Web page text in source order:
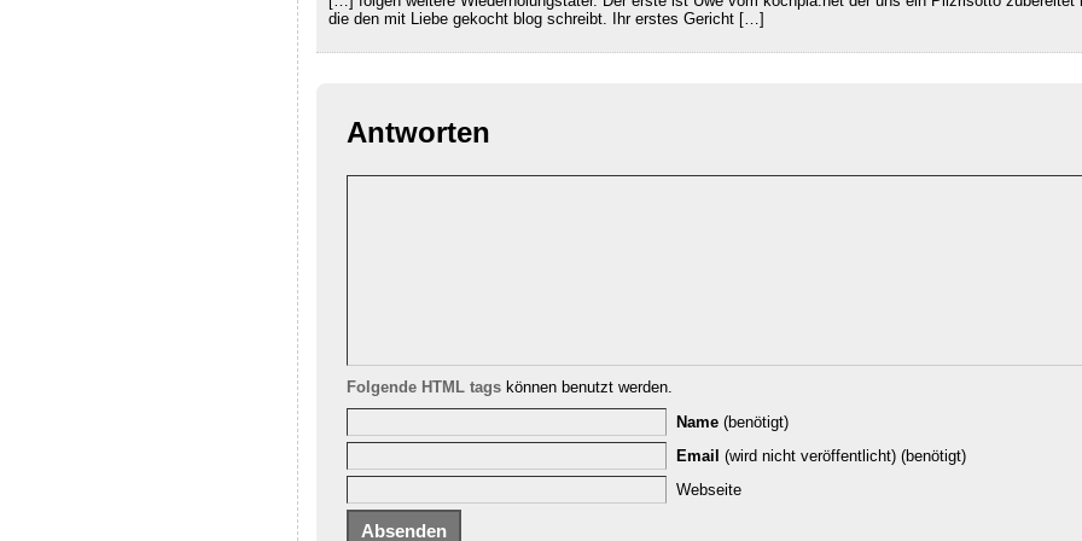
die den mit Liebe gekocht blog schreibt. Ihr erstes Gericht […]
Antworten
Folgende HTML tags können benutzt werden.
Name (benötigt)
Email (wird nicht veröffentlicht) (benötigt)
Webseite